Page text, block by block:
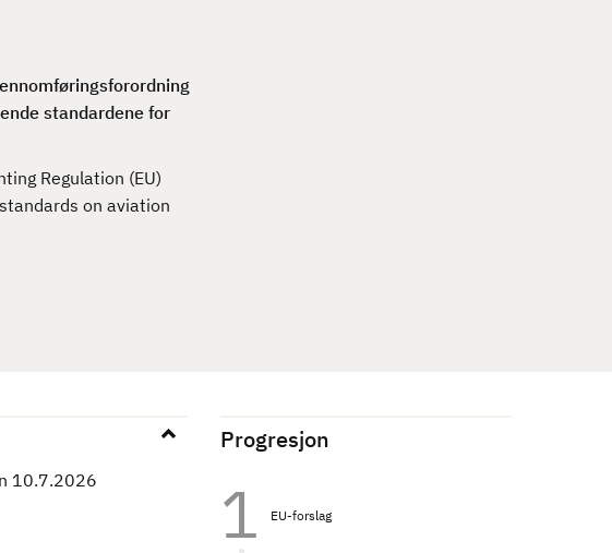
standardene for
Regulation (EU)
on aviation
10.7.2026
Progresjon
EU-forslag